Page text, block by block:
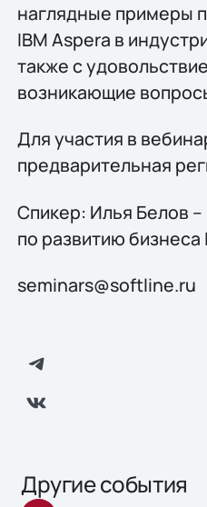
наглядные примеры
IBM Aspera в
также с
возникающие
Для участия в
предварительная
Спикер: Илья Белов
по развитию бизнеса
seminars@softline.ru
Другие события